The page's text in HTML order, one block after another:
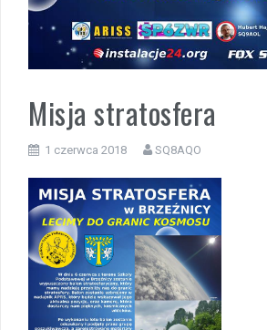
Misja stratosfera
1 czerwca 2018 SQ8AQO